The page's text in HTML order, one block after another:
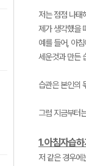
저는 점점 나태
제가 생각했을
예를 들어, 아
세운것과 만든
습관은 본인의
그럼 지금부터
1. 아침자습
저 같은 경우